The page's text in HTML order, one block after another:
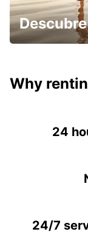
Why
24
24/7